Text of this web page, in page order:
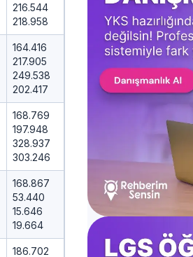
216.544
218.958
164.416
217.905
249.538
202.417
168.769
197.948
328.937
303.246
168.867
53.440
15.646
19.664
186.702